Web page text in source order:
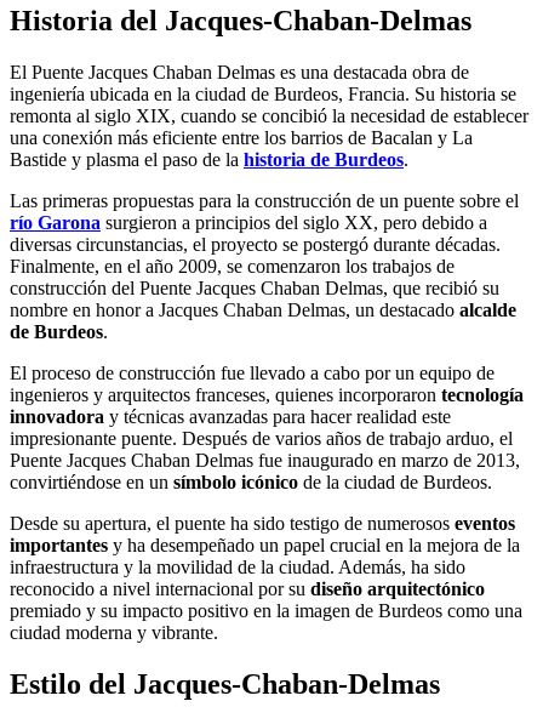
Historia del Jacques-Chaban-Delmas
El Puente Jacques Chaban Delmas es una destacada obra de
ingeniería ubicada en la ciudad de Burdeos, Francia. Su historia se
remonta al siglo XIX, cuando se concibió la necesidad de establecer
una conexión más eficiente entre los barrios de Bacalan y La
Bastide y plasma el paso de la historia de Burdeos.
Las primeras propuestas para la construcción de un puente sobre el
río Garona surgieron a principios del siglo XX, pero debido a
diversas circunstancias, el proyecto se postergó durante décadas.
Finalmente, en el año 2009, se comenzaron los trabajos de
construcción del Puente Jacques Chaban Delmas, que recibió su
nombre en honor a Jacques Chaban Delmas, un destacado alcalde
de Burdeos.
El proceso de construcción fue llevado a cabo por un equipo de
ingenieros y arquitectos franceses, quienes incorporaron tecnología
innovadora y técnicas avanzadas para hacer realidad este
impresionante puente. Después de varios años de trabajo arduo, el
Puente Jacques Chaban Delmas fue inaugurado en marzo de 2013,
convirtiéndose en un símbolo icónico de la ciudad de Burdeos.
Desde su apertura, el puente ha sido testigo de numerosos eventos
importantes y ha desempeñado un papel crucial en la mejora de la
infraestructura y la movilidad de la ciudad. Además, ha sido
reconocido a nivel internacional por su diseño arquitectónico
premiado y su impacto positivo en la imagen de Burdeos como una
ciudad moderna y vibrante.
Estilo del Jacques-Chaban-Delmas